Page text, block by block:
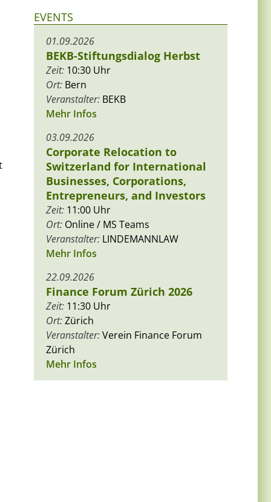
EVENTS
01.09.2026
BEKB-Stiftungsdialog Herbst
Zeit: 10:30 Uhr
Ort: Bern
Veranstalter: BEKB
Mehr Infos
03.09.2026
Corporate Relocation to
Switzerland for International
Businesses, Corporations,
Entrepreneurs, and Investors
Zeit: 11:00 Uhr
Ort: Online / MS Teams
Veranstalter: LINDEMANNLAW
Mehr Infos
22.09.2026
Finance Forum Zürich 2026
Zeit: 11:30 Uhr
Ort:Zürich
Veranstalter:Verein Finance Forum
Zürich
Mehr Infos